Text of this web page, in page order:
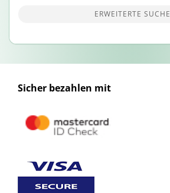
ERWEITERTE SUCHE
Sicher bezahlen mit